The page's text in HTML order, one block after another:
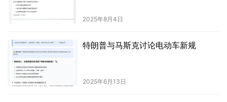
2025年8月4日
特朗普与马斯克讨论电动车新规
2025年6月13日